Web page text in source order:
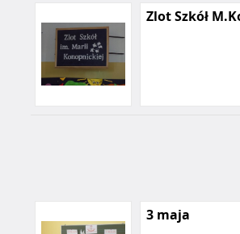
Zlot Szkół
3 maja